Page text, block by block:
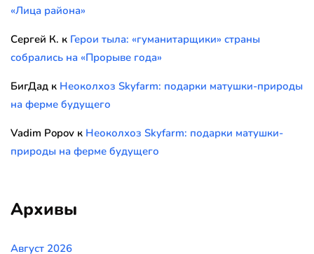
«Лица района»
Сергей К. к Герои тыла: «гуманитарщики» страны
собрались на «Прорыве года»
БигДад к Неоколхоз Skyfarm: подарки матушки-природы
на ферме будущего
Vadim Popov к Неоколхоз Skyfarm: подарки матушки-
природы на ферме будущего
Архивы
Август 2026